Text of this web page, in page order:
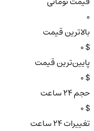
0
بالاترین قیمت
$ 0
پایین‌ترین قیمت
$ 0
حجم ۲۴ ساعت
$ 0
تغییرات ۲۴ ساعت